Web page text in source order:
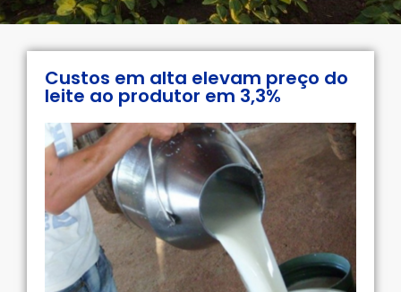
Custos em alta elevam preço do
leite ao produtor em 3,3%